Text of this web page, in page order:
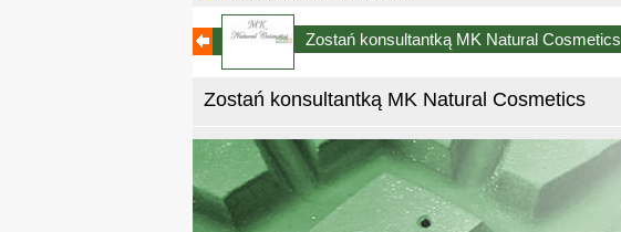
Zostań konsultantką MK Natural Cosmetics
Zostań konsultantką MK Natural Cosmetics